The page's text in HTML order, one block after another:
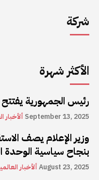
شركة
الأكثر شهرة
رئيس الجمهورية
ألأخبار September 13, 2025
وزير الإعلام يصف
بنجاح سياسية الوحدة
ألأخبارAugust 23, 2025